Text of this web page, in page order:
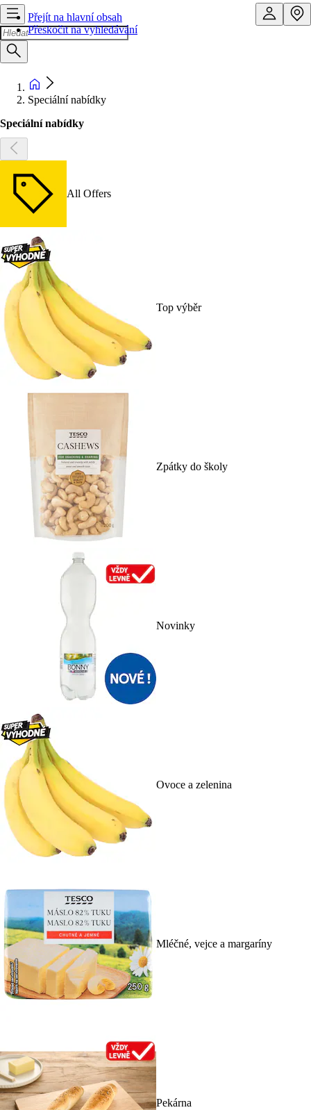
Přejít na hlavní obsah
Přeskočit na vyhledávání
Speciální nabídky
Speciální nabídky
All Offers
Top výběr
Zpátky do školy
Novinky
Ovoce a zelenina
Mléčné, vejce a margaríny
Pekárna